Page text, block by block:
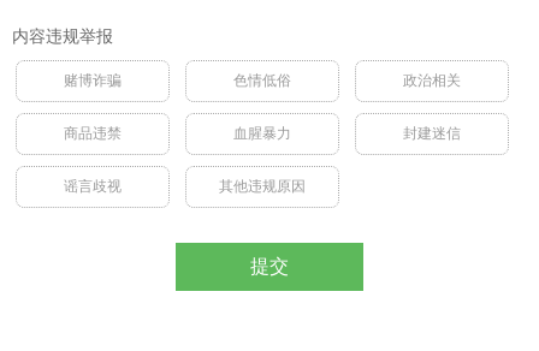
内容违规举报
赌博诈骗 色情低俗 政治相关
商品违禁 血腥暴力 封建迷信
谣言歧视 其他违规原因
提交